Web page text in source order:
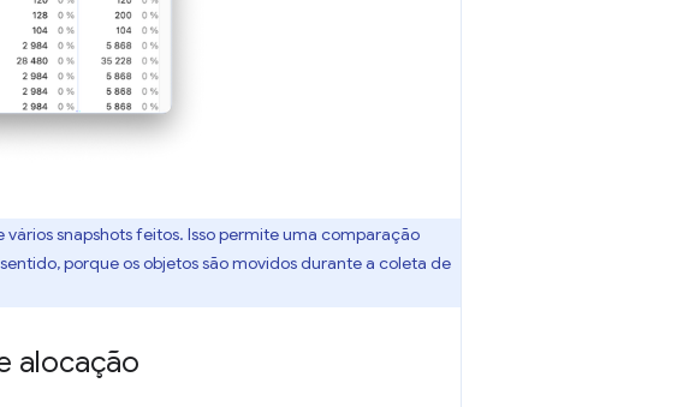
snapshots feitos. Isso permite uma comparação
porque os objetos são movidos durante a coleta de
alocação